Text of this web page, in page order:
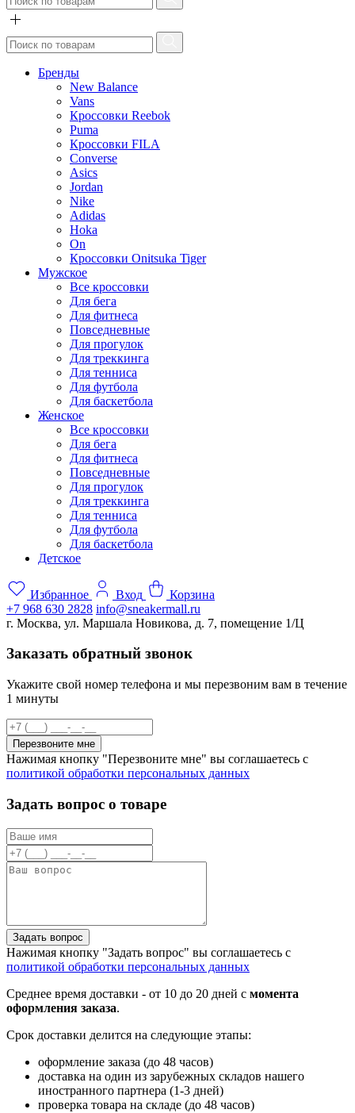
Бренды
New Balance
Vans
Кроссовки Reebok
Puma
Кроссовки FILA
Converse
Asics
Jordan
Nike
Adidas
Hoka
On
Кроссовки Onitsuka Tiger
Мужское
Все кроссовки
Для бега
Для фитнеса
Повседневные
Для прогулок
Для треккинга
Для тенниса
Для футбола
Для баскетбола
Женское
Все кроссовки
Для бега
Для фитнеса
Повседневные
Для прогулок
Для треккинга
Для тенниса
Для футбола
Для баскетбола
Детское
Избранное Вход
Корзина
+7 968 630 2828 info@sneakermall.ru
г. Москва, ул. Маршала Новикова, д. 7, помещение 1/Ц
Заказать обратный звонок
Укажите свой номер телефона и мы перезвоним вам в течение
1 минуты
Перезвоните мне
Нажимая кнопку "Перезвоните мне" вы соглашаетесь с
политикой обработки персональных данных
Задать вопрос о товаре
Задать вопрос
Нажимая кнопку "Задать вопрос" вы соглашаетесь с
политикой обработки персональных данных
Среднее время доставки - от 10 до 20 дней с момента
оформления заказа.
Срок доставки делится на следующие этапы:
оформление заказа (до 48 часов)
доставка на один из зарубежных складов нашего
иностранного партнера (1-3 дней)
проверка товара на складе (до 48 часов)